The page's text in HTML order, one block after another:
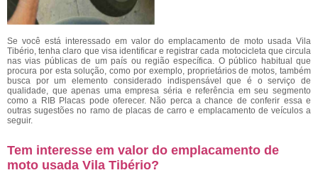
Se você está interessado em valor do emplacamento de moto usada Vila
Tibério, tenha claro que visa identificar e registrar cada motocicleta que circula
nas vias públicas de um país ou região específica. O público habitual que
procura por esta solução, como por exemplo, proprietários de motos, também
busca por um elemento considerado indispensável que é o serviço de
qualidade, que apenas uma empresa séria e referência em seu segmento
como a RIB Placas pode oferecer. Não perca a chance de conferir essa e
outras sugestões no ramo de placas de carro e emplacamento de veículos a
seguir.
Tem interesse em valor do emplacamento de
moto usada Vila Tibério?